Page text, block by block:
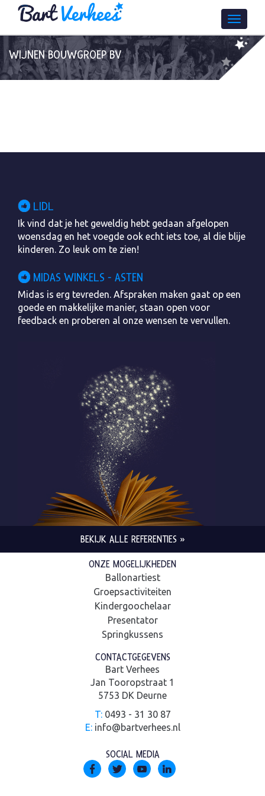
WIJNEN BOUWGROEP BV
LIDL
Ik vind dat je het geweldig hebt gedaan afgelopen
woensdag en het voegde ook echt iets toe, al die blije
kinderen. Zo leuk om te zien!
MIDAS WINKELS - ASTEN
Midas is erg tevreden. Afspraken maken gaat op een
goede en makkelijke manier, staan open voor
feedback en proberen al onze wensen te vervullen.
BEKIJK ALLE REFERENTIES »
ONZE MOGELIJKHEDEN
Ballonartiest
Groepsactiviteiten
Kindergoochelaar
Presentator
Springkussens
CONTACTGEGEVENS
Bart Verhees
Jan Tooropstraat 1
5753 DK Deurne
T:0493 - 31 30 87
E: info@bartverhees.nl
SOCIAL MEDIA